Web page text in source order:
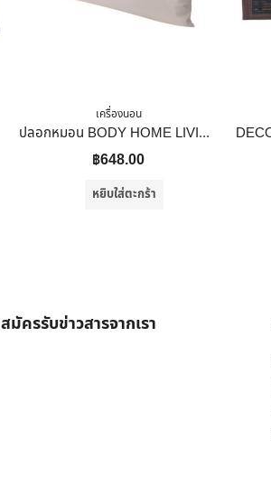
เครื่องนอน
ปลอกหมอน BODY HOME LIVING STYLE COTTON SATEEN II สี BROWN
฿648.00
หยิบใส่ตะกร้า
สมัครรับข่าวสารจากเรา